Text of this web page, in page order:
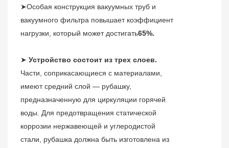
➤Особая конструкция вакуумных труб и
вакуумного фильтра повышает коэффициент
нагрузки, который может достигать65%.
➤ Устройство состоит из трех слоев.
Части, соприкасающиеся с материалами,
имеют средний слой — рубашку,
предназначенную для циркуляции горячей
воды. Для предотвращения статической
коррозии нержавеющей и углеродистой
стали, рубашка должна быть изготовлена ​​из